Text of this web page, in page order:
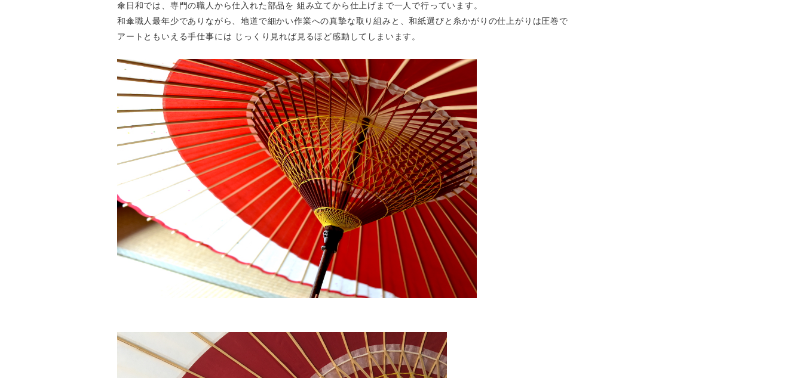
傘日和では、専門の職人から仕入れた部品を 組み立てから仕上げまで一人で行っています。
和傘職人最年少でありながら、地道で細かい作業への真摯な取り組みと、和紙選びと糸かがりの仕上がりは圧巻で
アートともいえる手仕事には じっくり見れば見るほど感動してしまいます。